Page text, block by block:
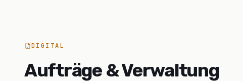
DIGITAL
Aufträge & Verwaltung